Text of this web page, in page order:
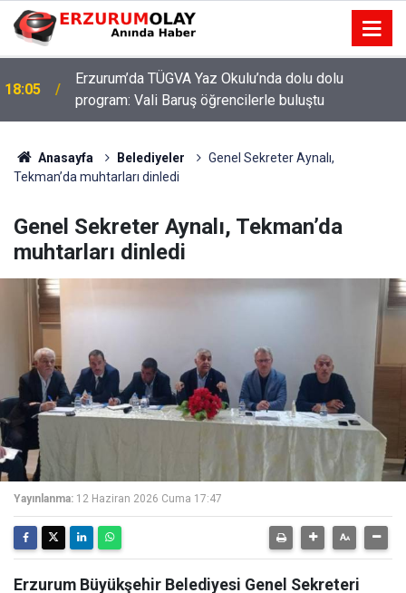
18:05
Erzurum’da TÜGVA Yaz Okulu’nda dolu dolu
program: Vali Baruş öğrencilerle buluştu
Anasayfa Belediyeler
Genel Sekreter Aynalı,
Tekman’da muhtarları dinledi
Genel Sekreter Aynalı, Tekman’da
muhtarları dinledi
Yayınlanma: 12 Haziran 2026 Cuma 17:47
Erzurum Büyükşehir Belediyesi Genel Sekreteri